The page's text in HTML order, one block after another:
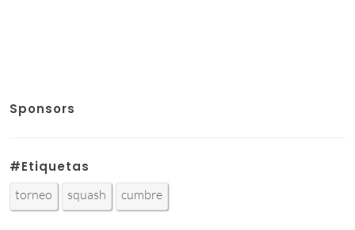
Sponsors
#Etiquetas
torneo squash cumbre